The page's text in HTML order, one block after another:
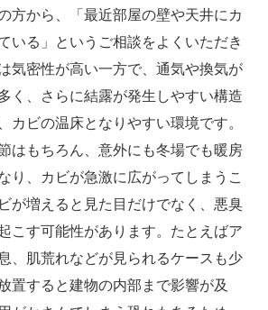
方から、「最近部屋の壁や天井にカ
いる」というご相談をよくいただき
気密性が高い一方で、通気や換気が
く、さらに結露が発生しやすい構造
カビの温床となりやすい環境です。
はもちろん、意外にも冬場でも暖房
り、カビが急激に広がってしまうこ
が増えると見た目だけでなく、悪臭
こす可能性があります。たとえばア
、肌荒れなどが見られるケースも少
置すると建物の内部まで影響が及